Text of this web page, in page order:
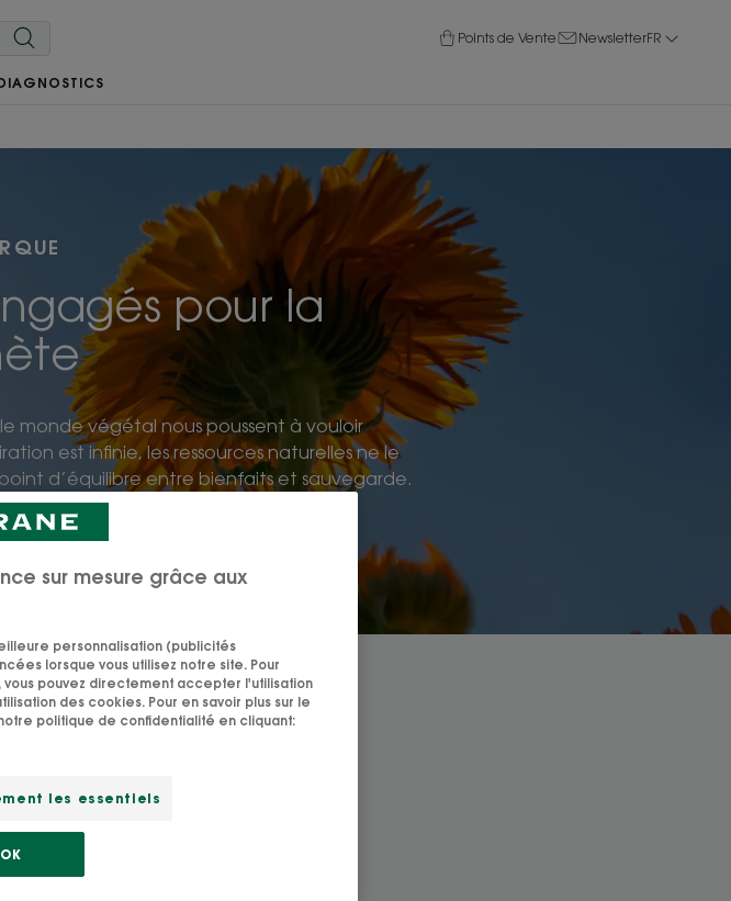
Points de Vente NewsletterFR
pour la
monde végétal nous poussent à vouloir
est infinie, les ressources naturelles ne le
d’équilibre entre bienfaits et sauvegarde.
50 ans
sur mesure grâce aux
personnalisation (publicités
lorsque vous utilisez notre site. Pour
pouvez directement accepter l'utilisation
des cookies. Pour en savoir plus sur le
politique de confidentialité en cliquant:
les essentiels
OK